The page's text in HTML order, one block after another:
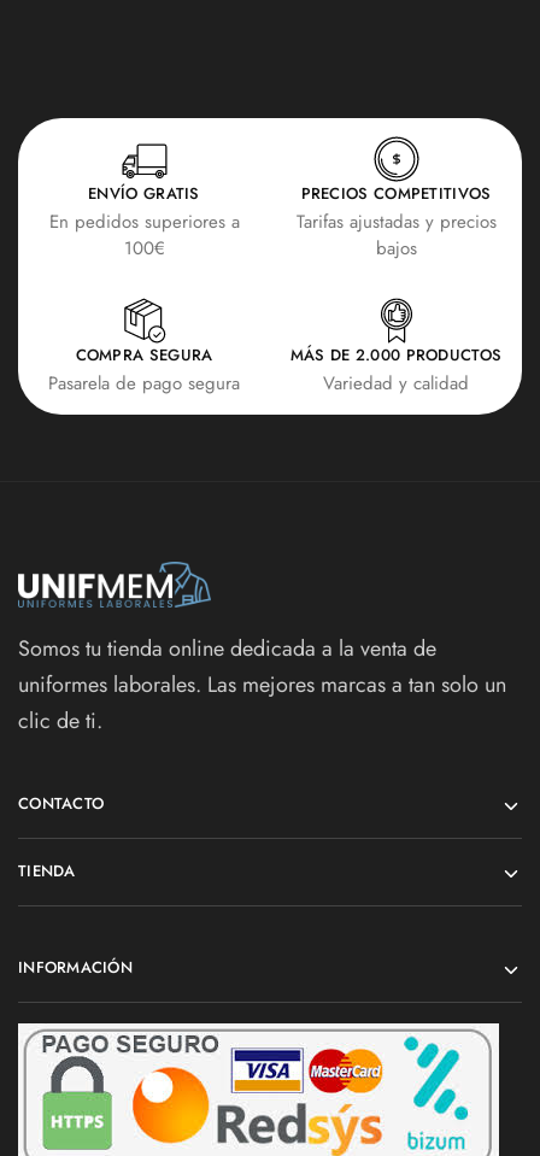
ENVÍO GRATIS
En pedidos superiores a
100€
PRECIOS COMPETITIVOS
Tarifas ajustadas y precios
bajos
COMPRA SEGURA
Pasarela de pago segura
MÁS DE 2.000 PRODUCTOS
Variedad y calidad
Somos tu tienda online dedicada a la venta de
uniformes laborales. Las mejores marcas a tan solo un
clic de ti.
CONTACTO
TIENDA
INFORMACIÓN